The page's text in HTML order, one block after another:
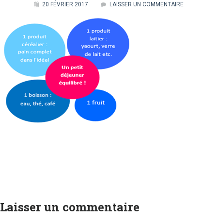
20 FÉVRIER 2017 LAISSER UN COMMENTAIRE
Laisser un commentaire